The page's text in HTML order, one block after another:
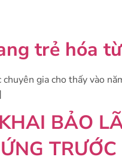
trẻ hóa
gia cho thấy vào
BẢO
TRƯỚC